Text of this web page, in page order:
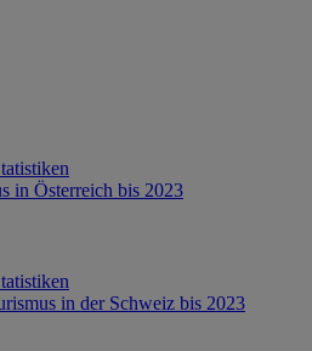
in Österreich bis 2023
in der Schweiz bis 2023